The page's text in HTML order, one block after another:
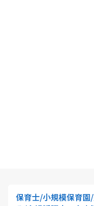
保育士/小規模保育